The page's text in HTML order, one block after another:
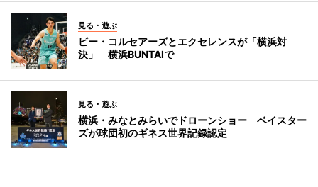
見る・遊ぶ
ビー・コルセアーズとエクセレンスが「横浜対
決」 横浜BUNTAIで
見る・遊ぶ
横浜・みなとみらいでドローンショー ベイスター
ズが球団初のギネス世界記録認定